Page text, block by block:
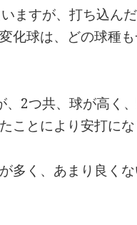
ますが、打ち込ん
化球は、どの球種
2つ共、球が高く
ことにより安打にな
多く、あまり良く